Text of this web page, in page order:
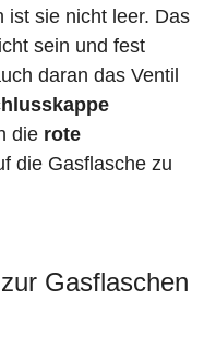
ist sie nicht leer. Das
sein und fest
daran das Ventil
die rote
die Gasflasche zu
Gasflaschen